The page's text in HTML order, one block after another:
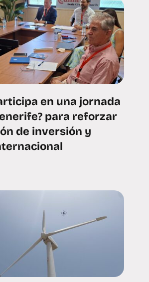
en una jornada
para reforzar
de inversión y